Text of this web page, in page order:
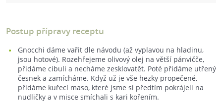
Postup přípravy receptu
Gnocchi dáme vařit dle návodu (až vyplavou na hladinu,
jsou hotové). Rozehřejeme olivový olej na větší pánvičče,
přidáme cibuli a necháme zesklovatět. Poté přidáme utřený
česnek a zamícháme. Když už je vše hezky propečené,
přidáme kuřecí maso, které jsme si předtím pokrájeli na
nudličky a v misce smíchali s kari kořením.